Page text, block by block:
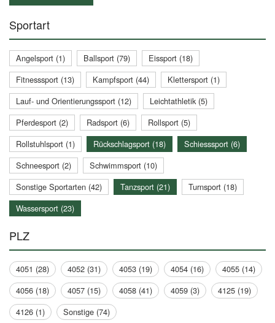
Sportart
Angelsport (1) Ballsport (79)
Eissport (18)
Fitnesssport (13)
Kampfsport (44)
Klettersport (1)
Lauf- und Orientierungssport (12)
Leichtathletik (5)
Pferdesport (2)
Radsport (6)
Rollsport (5)
Rollstuhlsport (1)
Rückschlagsport (18)
Schiesssport (6)
Schneesport (2)
Schwimmsport (10)
Sonstige Sportarten (42)
Tanzsport (21)
Turnsport (18)
Wassersport (23)
PLZ
4051 (28) 4052 (31) 4053 (19) 4054 (16)
4055 (14)
4056 (18)
4057 (15) 4058 (41) 4059 (3)
4125 (19)
4126 (1)
Sonstige (74)